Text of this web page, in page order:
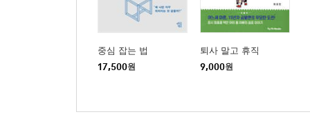
중심 잡는 법
17,500원
퇴사 말고 휴직
9,000원